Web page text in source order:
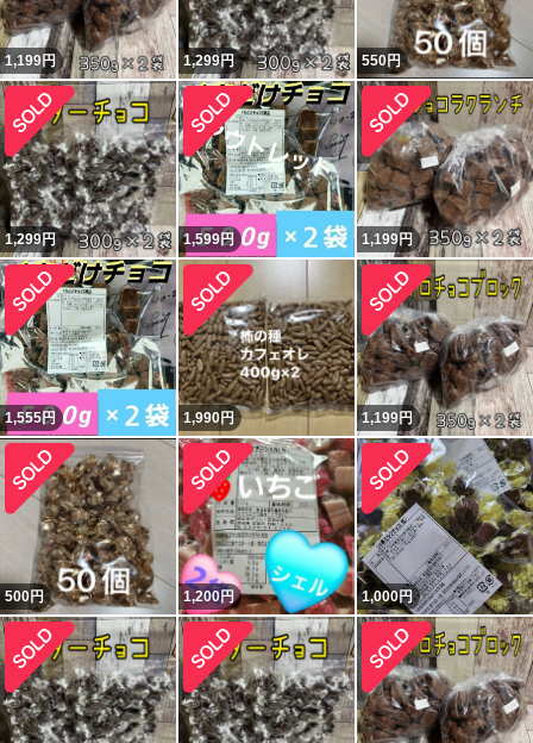
1,199円 1,299円 550円
1,299円 1,599円 1,199円
1,555円 1,990円 1,199円
500円 1,200円 1,000円